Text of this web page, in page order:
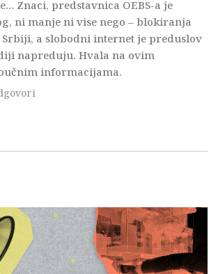
Znaci, predstavnica OEBS-a je
ni manje ni vise nego – blokiranja
a slobodni internet je preduslov
napreduju. Hvala na ovim
informacijama.